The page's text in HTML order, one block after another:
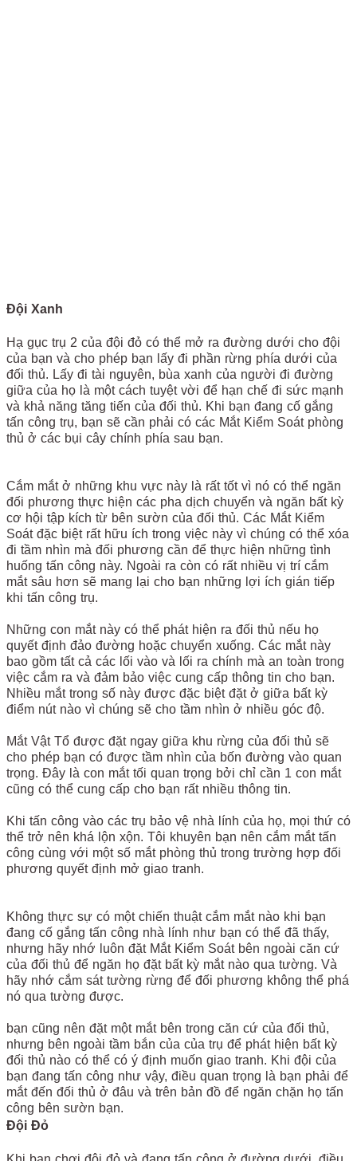
Đội Xanh
Hạ gục trụ 2 của đội đỏ có thể mở ra đường dưới cho đội
của bạn và cho phép bạn lấy đi phần rừng phía dưới của
đối thủ. Lấy đi tài nguyên, bùa xanh của người đi đường
giữa của họ là một cách tuyệt vời để hạn chế đi sức mạnh
và khả năng tăng tiến của đối thủ. Khi bạn đang cố gắng
tấn công trụ, bạn sẽ cần phải có các Mắt Kiểm Soát phòng
thủ ở các bụi cây chính phía sau bạn.
Cắm mắt ở những khu vực này là rất tốt vì nó có thể ngăn
đối phương thực hiện các pha dịch chuyển và ngăn bất kỳ
cơ hội tập kích từ bên sườn của đối thủ. Các Mắt Kiểm
Soát đặc biệt rất hữu ích trong việc này vì chúng có thể xóa
đi tầm nhìn mà đối phương cần để thực hiện những tình
huống tấn công này. Ngoài ra còn có rất nhiều vị trí cắm
mắt sâu hơn sẽ mang lại cho bạn những lợi ích gián tiếp
khi tấn công trụ.
Những con mắt này có thể phát hiện ra đối thủ nếu họ
quyết định đảo đường hoặc chuyển xuống. Các mắt này
bao gồm tất cả các lối vào và lối ra chính mà an toàn trong
việc cắm ra và đảm bảo việc cung cấp thông tin cho bạn.
Nhiều mắt trong số này được đặc biệt đặt ở giữa bất kỳ
điểm nút nào vì chúng sẽ cho tầm nhìn ở nhiều góc độ.
Mắt Vật Tổ được đặt ngay giữa khu rừng của đối thủ sẽ
cho phép bạn có được tầm nhìn của bốn đường vào quan
trọng. Đây là con mắt tối quan trọng bởi chỉ cần 1 con mắt
cũng có thể cung cấp cho bạn rất nhiều thông tin.
Khi tấn công vào các trụ bảo vệ nhà lính của họ, mọi thứ có
thể trở nên khá lộn xộn. Tôi khuyên bạn nên cắm mắt tấn
công cùng với một số mắt phòng thủ trong trường hợp đối
phương quyết định mở giao tranh.
Không thực sự có một chiến thuật cắm mắt nào khi bạn
đang cố gắng tấn công nhà lính như bạn có thể đã thấy,
nhưng hãy nhớ luôn đặt Mắt Kiểm Soát bên ngoài căn cứ
của đối thủ để ngăn họ đặt bất kỳ mắt nào qua tường. Và
hãy nhớ cắm sát tường rừng để đối phương không thể phá
nó qua tường được.
bạn cũng nên đặt một mắt bên trong căn cứ của đối thủ,
nhưng bên ngoài tầm bắn của của trụ để phát hiện bất kỳ
đối thủ nào có thể có ý định muốn giao tranh. Khi đội của
bạn đang tấn công như vậy, điều quan trọng là bạn phải để
mắt đến đối thủ ở đâu và trên bản đồ để ngăn chặn họ tấn
công bên sườn bạn.
Đội Đỏ